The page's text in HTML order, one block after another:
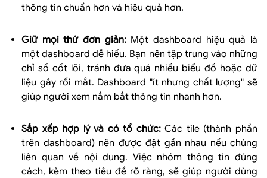
thông tin chuẩn hơn và hiệu quả hơn.
Giữ mọi thứ đơn giản: Một dashboard hiệu quả là
một dashboard dễ hiểu. Bạn nên tập trung vào những
chỉ số cốt lõi, tránh đưa quá nhiều biểu đồ hoặc dữ
liệu gây rối mắt. Dashboard "ít nhưng chất lượng" sẽ
giúp người xem nắm bắt thông tin nhanh hơn.
Sắp xếp hợp lý và có tổ chức:Các tile (thành phần
trên dashboard) nên được đặt gần nhau nếu chúng
liên quan về nội dung. Việc nhóm thông tin đúng
cách, kèm theo tiêu đề rõ ràng, sẽ giúp người dùng